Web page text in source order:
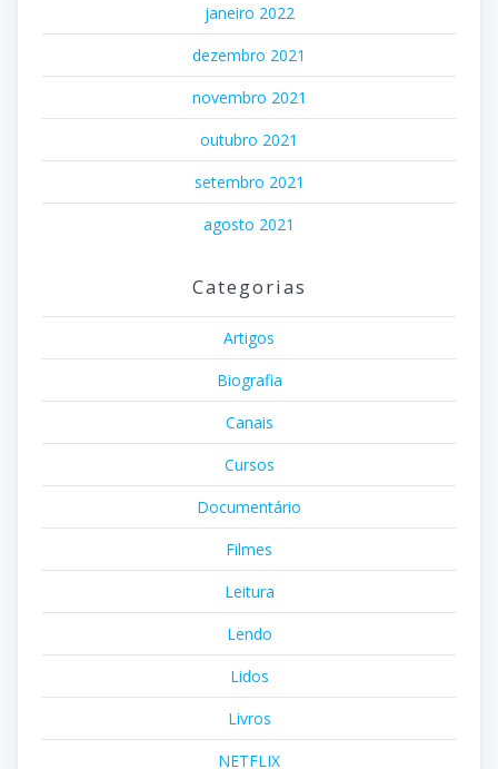
janeiro 2022
dezembro 2021
novembro 2021
outubro 2021
setembro 2021
agosto 2021
Categorias
Artigos
Biografia
Canais
Cursos
Documentário
Filmes
Leitura
Lendo
Lidos
Livros
NETFLIX